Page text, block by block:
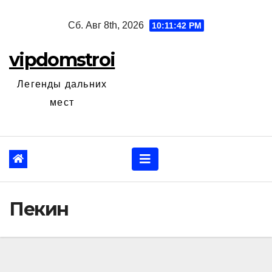
Сб. Авг 8th, 2026 10:11:43 PM
vipdomstroi
Легенды дальних
мест
Пекин